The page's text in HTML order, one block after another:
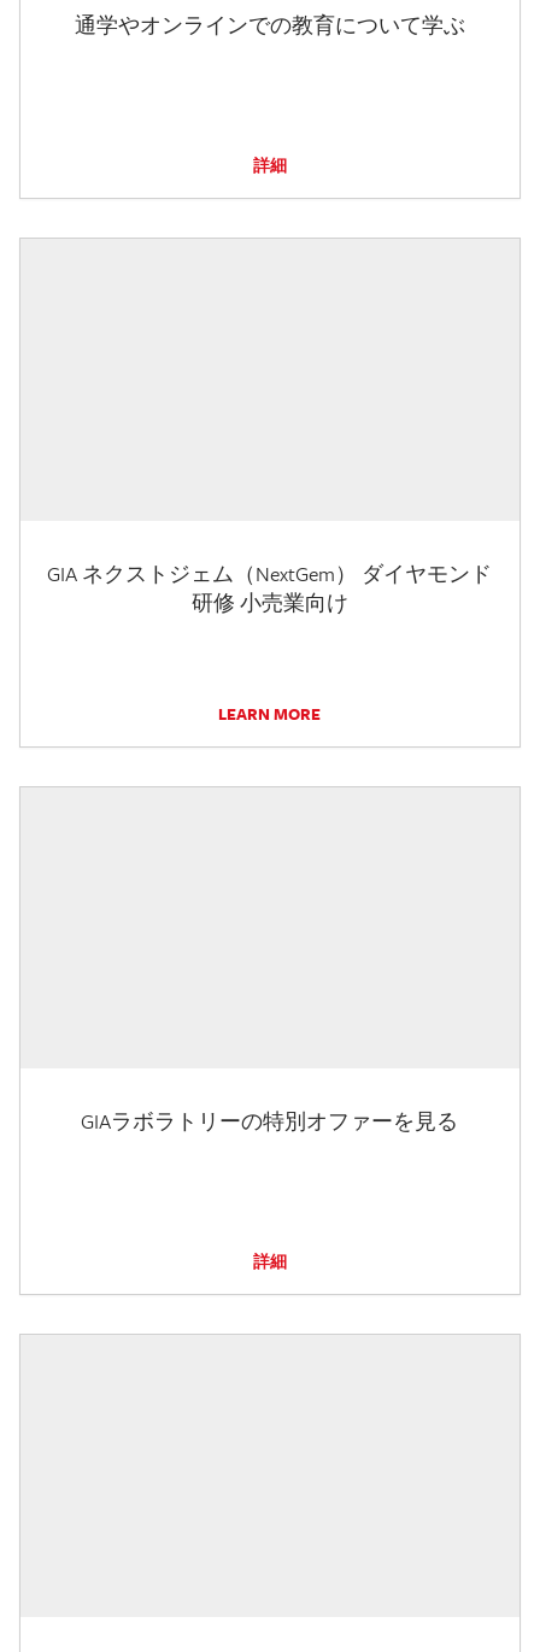
通学やオンラインでの教育について学ぶ
詳細
GIA ネクストジェム（NextGem） ダイヤモンド
研修 小売業向け
LEARN MORE
GIAラボラトリーの特別オファーを見る
詳細